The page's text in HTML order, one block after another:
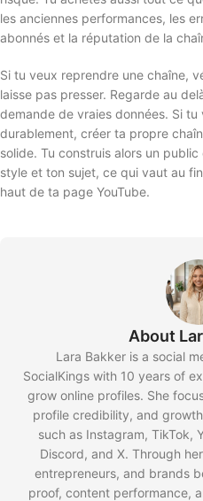
les anciennes performances, les
abonnés et la réputation de la
Si tu veux reprendre une chaîne,
laisse pas presser. Regarde au
demande de vraies données. Si
durablement, créer ta propre
solide. Tu construis alors un
style et ton sujet, ce qui vaut au
haut de ta page YouTube.
About
Lara Bakker is a social
SocialKings with 10 years of
grow online profiles. She
profile credibility, and
such as Instagram, TikTok,
Discord, and X. Through
entrepreneurs, and brands
proof, content performance,